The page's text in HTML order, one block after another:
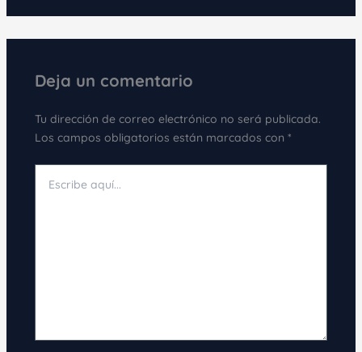
Deja un comentario
Tu dirección de correo electrónico no será publicada.
Los campos obligatorios están marcados con *
aquí...